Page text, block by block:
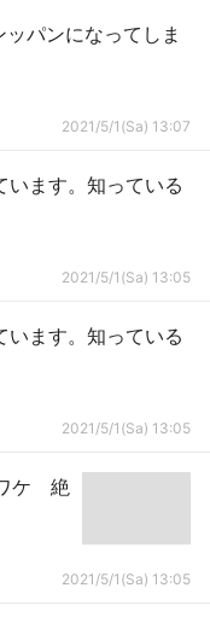
ッパンになってしま
2021/5/1(Sa) 13:07
います。知っている
2021/5/1(Sa) 13:05
います。知っている
2021/5/1(Sa) 13:05
ワケ 絶
2021/5/1(Sa) 13:05